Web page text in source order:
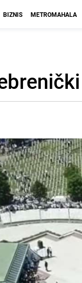
BIZNIS METROMAHALA